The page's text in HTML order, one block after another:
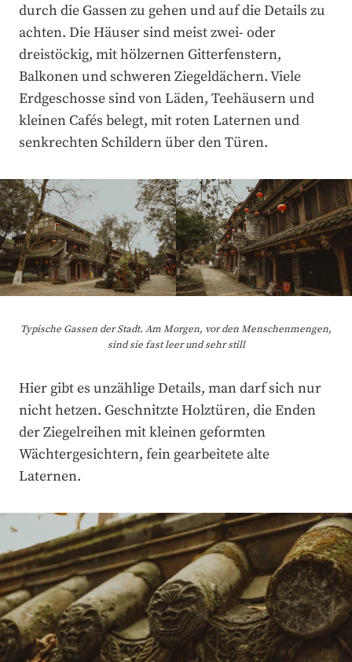
durch die Gassen zu gehen und auf die Details zu
achten. Die Häuser sind meist zwei- oder
dreistöckig, mit hölzernen Gitterfenstern,
Balkonen und schweren Ziegeldächern. Viele
Erdgeschosse sind von Läden, Teehäusern und
kleinen Cafés belegt, mit roten Laternen und
senkrechten Schildern über den Türen.
Typische Gassen der Stadt. Am Morgen, vor den Menschenmengen,
sind sie fast leer und sehr still
Hier gibt es unzählige Details, man darf sich nur
nicht hetzen. Geschnitzte Holztüren, die Enden
der Ziegelreihen mit kleinen geformten
Wächtergesichtern, fein gearbeitete alte
Laternen.